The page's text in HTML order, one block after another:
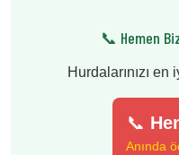
📞 Hemen
Hurdalarınızı
📞
Anında